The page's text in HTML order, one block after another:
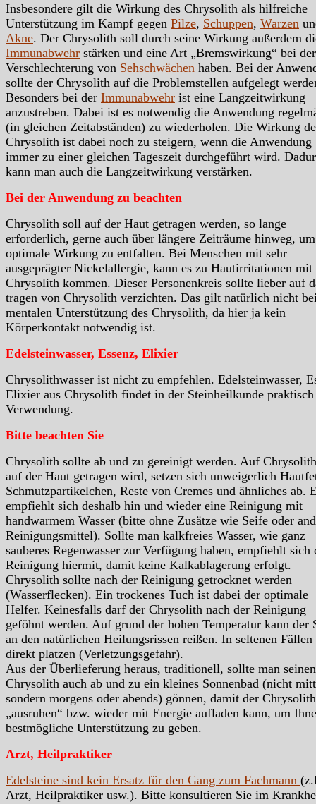
Insbesondere gilt die Wirkung des Chrysolith als hilfreiche
Unterstützung im Kampf gegen Pilze, Schuppen, Warzen
Akne. Der Chrysolith soll durch seine Wirkung außerdem
Immunabwehr stärken und eine Art „Bremswirkung“ bei der
Verschlechterung von Sehschwächen haben. Bei der
sollte der Chrysolith auf die Problemstellen aufgelegt
Besonders bei der Immunabwehr ist eine Langzeitwirkung
anzustreben. Dabei ist es notwendig die Anwendung
(in gleichen Zeitabständen) zu wiederholen. Die Wirkung
Chrysolith ist dabei noch zu steigern, wenn die Anwendung
immer zu einer gleichen Tageszeit durchgeführt wird.
kann man auch die Langzeitwirkung verstärken.
Bei der Anwendung zu beachten
Chrysolith soll auf der Haut getragen werden, so lange
erforderlich, gerne auch über längere Zeiträume hinweg,
optimale Wirkung zu entfalten. Bei Menschen mit sehr
ausgeprägter Nickelallergie, kann es zu Hautirritationen mit
Chrysolith kommen. Dieser Personenkreis sollte lieber auf
tragen von Chrysolith verzichten. Das gilt natürlich nicht
mentalen Unterstützung des Chrysolith, da hier ja kein
Körperkontakt notwendig ist.
Edelsteinwasser, Essenz, Elixier
Chrysolithwasser ist nicht zu empfehlen. Edelsteinwasser,
Elixier aus Chrysolith findet in der Steinheilkunde
Verwendung.
Bitte beachten Sie
Chrysolith sollte ab und zu gereinigt werden. Auf
auf der Haut getragen wird, setzen sich unweigerlich
Schmutzpartikelchen, Reste von Cremes und ähnliches ab.
empfiehlt sich deshalb hin und wieder eine Reinigung mit
handwarmem Wasser (bitte ohne Zusätze wie Seife oder
Reinigungsmittel). Sollte man kalkfreies Wasser, wie ganz
sauberes Regenwasser zur Verfügung haben, empfiehlt sich
Reinigung hiermit, damit keine Kalkablagerung erfolgt.
Chrysolith sollte nach der Reinigung getrocknet werden
(Wasserflecken). Ein trockenes Tuch ist dabei der optimale
Helfer. Keinesfalls darf der Chrysolith nach der Reinigung
geföhnt werden. Auf grund der hohen Temperatur kann der
an den natürlichen Heilungsrissen reißen. In seltenen Fällen
direkt platzen (Verletzungsgefahr).
Aus der Überlieferung heraus, traditionell, sollte man seinen
Chrysolith auch ab und zu ein kleines Sonnenbad (nicht
sondern morgens oder abends) gönnen, damit der
„ausruhen“ bzw. wieder mit Energie aufladen kann, um
bestmögliche Unterstützung zu geben.
Arzt, Heilpraktiker
Edelsteine sind kein Ersatz für den Gang zum Fachmann
Arzt, Heilpraktiker usw.). Bitte konsultieren Sie im